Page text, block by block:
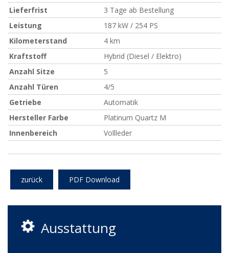
Lieferfrist
3 Tage ab Bestellung
Leistung
187 kW / 254 PS
Kilometerstand
4 km
Kraftstoff
Hybrid (Diesel / Elektro)
Anzahl Sitze
5
Anzahl Türen
4/5
Getriebe
Automatik
Hersteller Farbe
Platinum Quartz M
Innenbereich
Vollleder
zurück PDF Download
Ausstattung